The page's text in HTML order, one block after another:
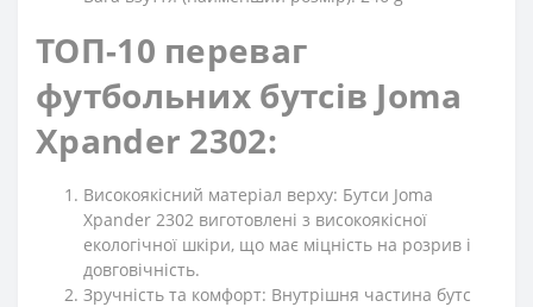
ТОП-10 переваг
футбольних бутсів Joma
Xpander 2302:
Високоякісний матеріал верху: Бутси Joma
Xpander 2302 виготовлені з високоякісної
екологічної шкіри, що має міцність на розрив і
довговічність.
Зручність та комфорт: Внутрішня частина бутс